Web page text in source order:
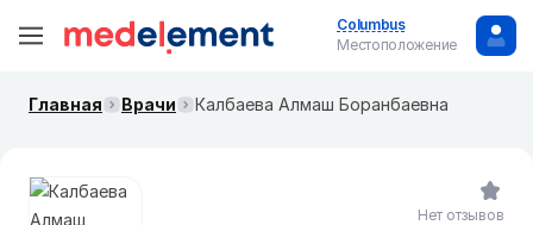
Columbus
Местоположение
Главная Врачи Калбаева Алмаш Боранбаевна
Нет отзывов